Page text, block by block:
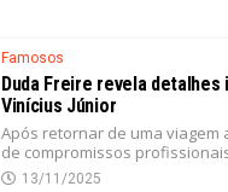
Famosos
Duda Freire revela
Vinícius Júnior
Após retornar de uma viagem
de compromissos
13/11/2025